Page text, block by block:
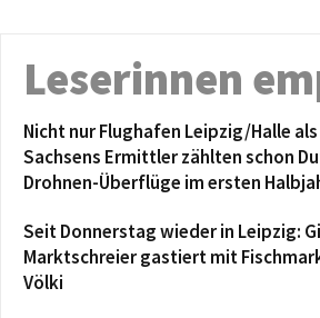
Leserinnen
Nicht nur Flughafen Leipzig/Halle
Sachsens Ermittler zählten schon
Drohnen-Überflüge im ersten
Seit Donnerstag wieder in Leipzig:
Marktschreier gastiert mit
Völki